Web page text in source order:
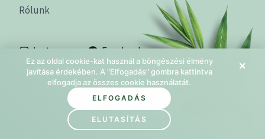
Rólunk
Instagram Facebook
© 2026 beautyshoprio.hu
Ez az oldal cookie-kat használ a böngészési élmény
javítása érdekében. A "Elfogadás" gombra kattintva
elfogadja az összes cookie használatát.
ELFOGADÁS
ELUTASÍTÁS
×